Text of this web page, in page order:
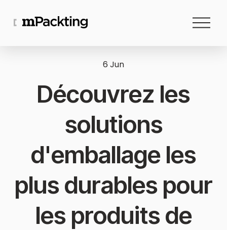
O
u
Découvrez les
solutions
d'emballage les
plus durables pour
les produits de
6 Jun